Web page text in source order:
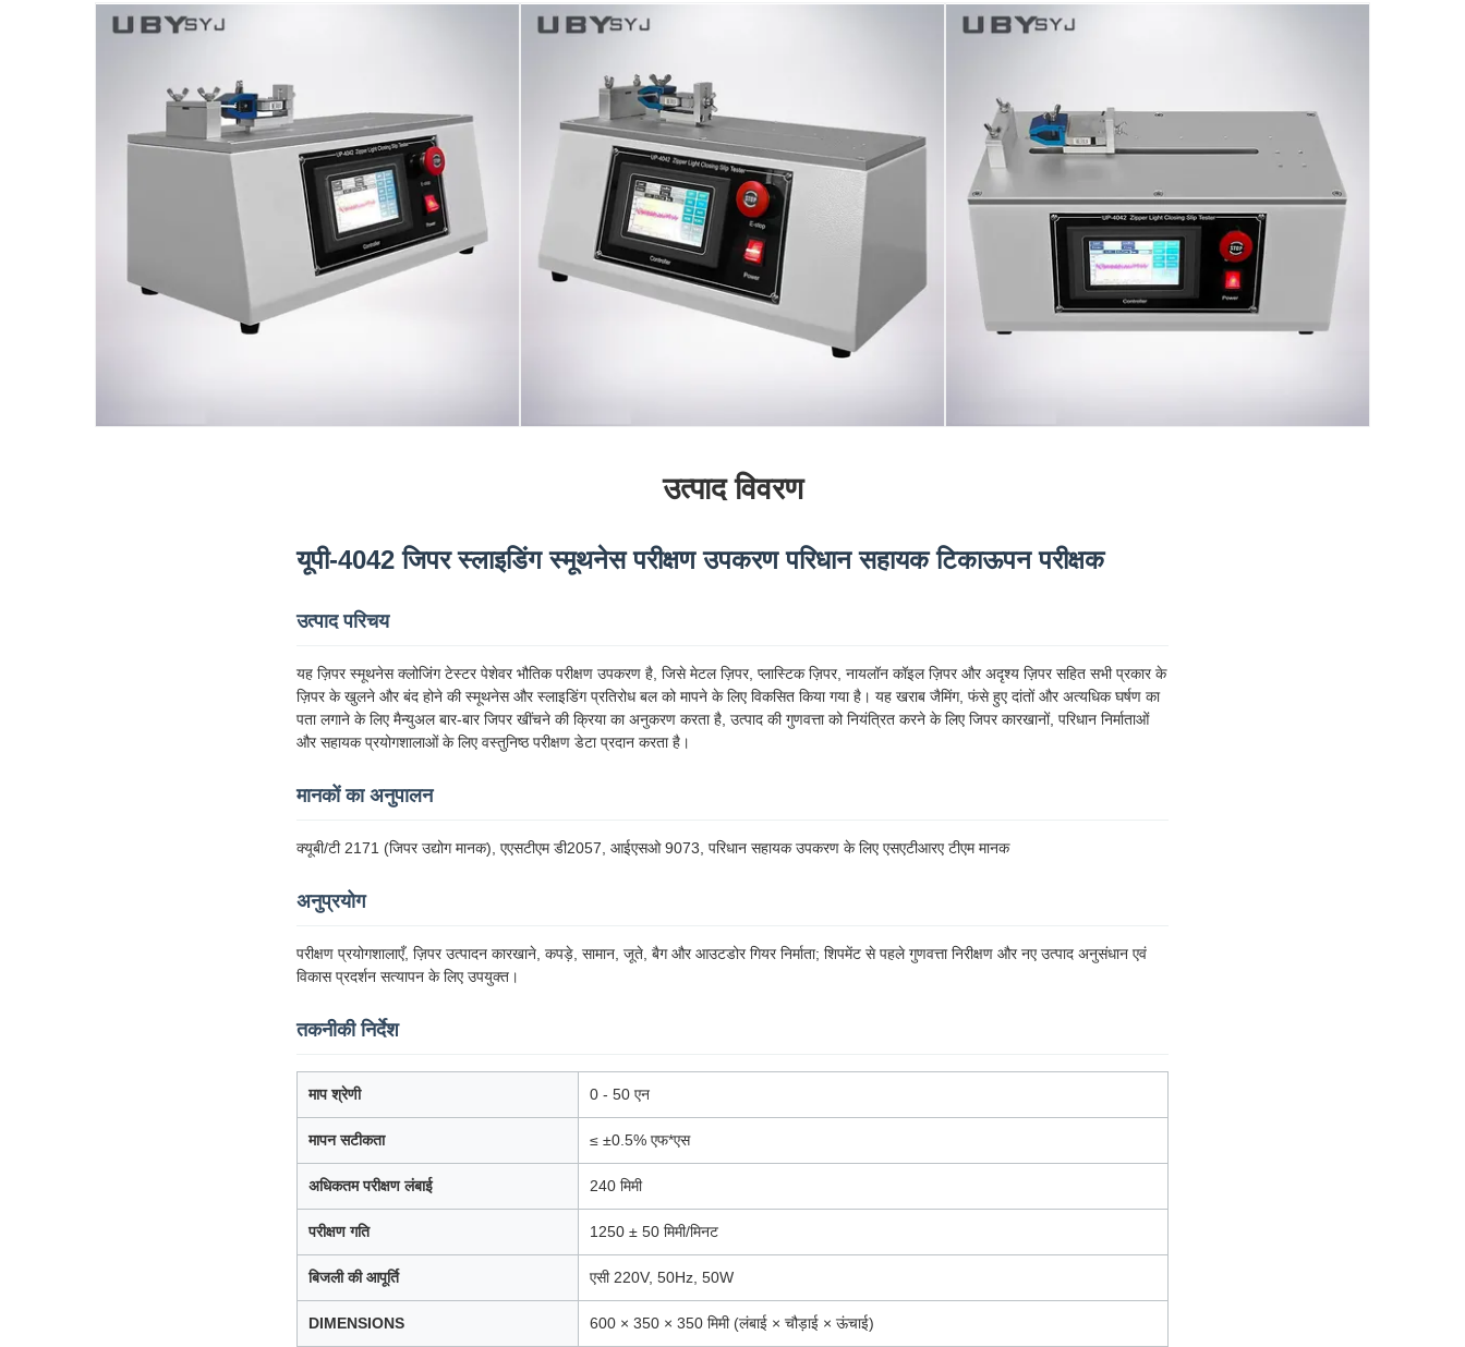
उत्पाद विवरण
यूपी-4042 जिपर स्लाइडिंग स्मूथनेस परीक्षण उपकरण परिधान सहायक टिकाऊपन परीक्षक
उत्पाद परिचय
यह ज़िपर स्मूथनेस क्लोजिंग टेस्टर पेशेवर भौतिक परीक्षण उपकरण है, जिसे मेटल ज़िपर, प्लास्टिक ज़िपर, नायलॉन कॉइल ज़िपर और अदृश्य ज़िपर सहित सभी प्रकार के
ज़िपर के खुलने और बंद होने की स्मूथनेस और स्लाइडिंग प्रतिरोध बल को मापने के लिए विकसित किया गया है। यह खराब जैमिंग, फंसे हुए दांतों और अत्यधिक घर्षण का
पता लगाने के लिए मैन्युअल बार-बार जिपर खींचने की क्रिया का अनुकरण करता है, उत्पाद की गुणवत्ता को नियंत्रित करने के लिए जिपर कारखानों, परिधान निर्माताओं
और सहायक प्रयोगशालाओं के लिए वस्तुनिष्ठ परीक्षण डेटा प्रदान करता है।
मानकों का अनुपालन
क्यूबी/टी 2171 (जिपर उद्योग मानक), एएसटीएम डी2057, आईएसओ 9073, परिधान सहायक उपकरण के लिए एसएटीआरए टीएम मानक
अनुप्रयोग
परीक्षण प्रयोगशालाएँ, ज़िपर उत्पादन कारखाने, कपड़े, सामान, जूते, बैग और आउटडोर गियर निर्माता; शिपमेंट से पहले गुणवत्ता निरीक्षण और नए उत्पाद अनुसंधान एवं
विकास प्रदर्शन सत्यापन के लिए उपयुक्त।
तकनीकी निर्देश
माप श्रेणी 0 - 50 एन
मापन सटीकता ≤ ±0.5% एफ*एस
अधिकतम परीक्षण लंबाई 240 मिमी
परीक्षण गति 1250 ± 50 मिमी/मिनट
बिजली की आपूर्ति एसी 220V, 50Hz, 50W
DIMENSIONS 600 × 350 × 350 मिमी (लंबाई × चौड़ाई × ऊंचाई)